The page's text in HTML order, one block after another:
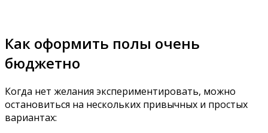
Как оформить полы очень
бюджетно
Когда нет желания экспериментировать, можно
остановиться на нескольких привычных и простых
вариантах: